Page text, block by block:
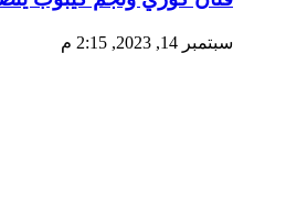
سبتمبر 14, 2023, 2:15 م